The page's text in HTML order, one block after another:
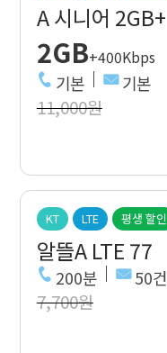
A 시니어 2GB+
2GB+400Kbps
기본 기본
11,000원
KT LTE 평생 할인
알뜰A LTE 77
200분 50건
7,700원